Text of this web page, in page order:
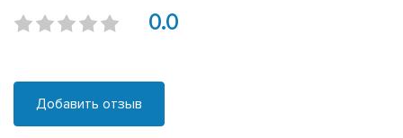
0.0
Добавить отзыв